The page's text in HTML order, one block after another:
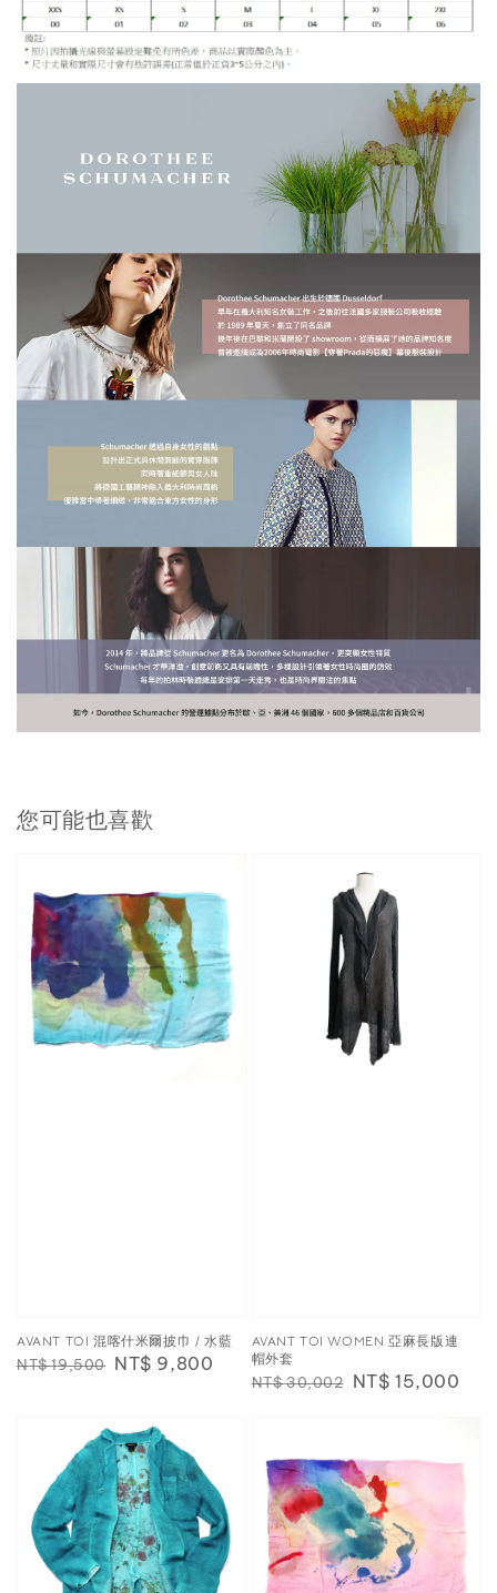
您可能也喜歡
AVANT TOI 混喀什米爾披巾 / 水藍
Regular
NT$ 19,500 Sale
NT$ 9,800
AVANT TOI WOMEN 亞麻長版連
帽外套
Regular
NT$ 30,002 Sale
NT$ 15,000